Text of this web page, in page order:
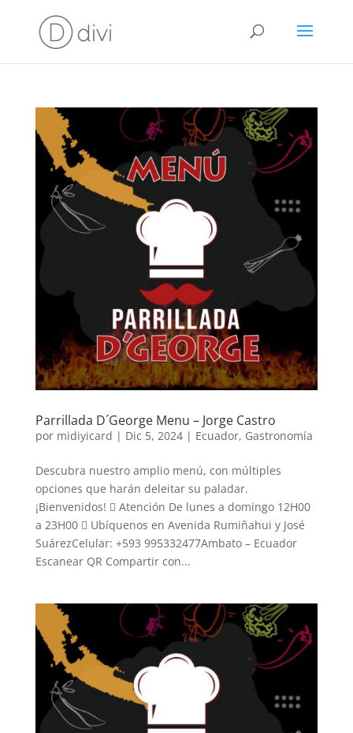
Parrillada D´George Menu – Jorge Castro
por midiyicard | Dic 5, 2024| Ecuador, Gastronomía
Descubra nuestro amplio menú, con múltiples
opciones que harán deleitar su paladar.
¡Bienvenidos!  Atención De lunes a domingo 12H00
a 23H00  Ubíquenos en Avenida Rumiñahui y José
SuárezCelular: +593 995332477Ambato – Ecuador
Escanear QR Compartir con...